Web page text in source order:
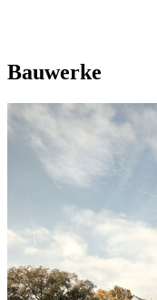
Bauwerke